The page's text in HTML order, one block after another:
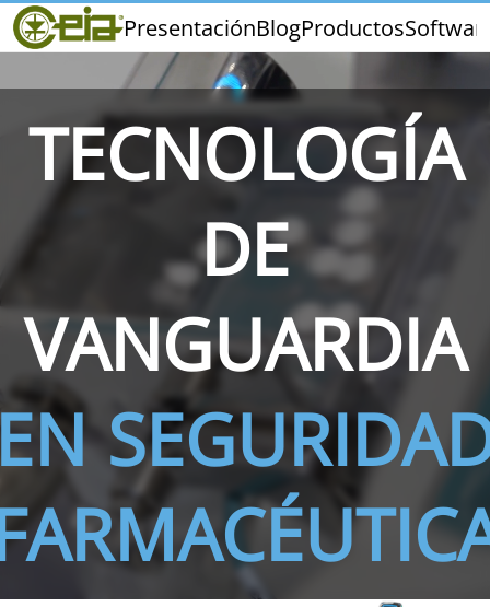
PresentaciónBlogProductos
Home
CEIA
Ferias y Eventos
THS/PH210-FFV
THS/PH21N-FB THS/PH21N-FFV
THS/
D25
TECNOLOGÍA
DE
VANGUARDIA